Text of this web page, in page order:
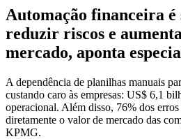
Automação financeira é
reduzir riscos e
mercado, aponta
A dependência de planilhas manuais
custando caro às empresas: US$ 6,1
operacional. Além disso, 76% dos
diretamente o valor de mercado das
KPMG.